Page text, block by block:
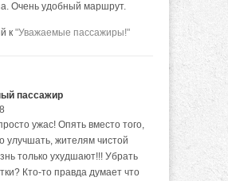
Очень удобный маршрут.
к "Уважаемые пассажиры!"
пассажир
ужас! Опять вместо того,
улучшать, жителям чистой
только ухудшают!!! Убрать
Кто-то правда думает что